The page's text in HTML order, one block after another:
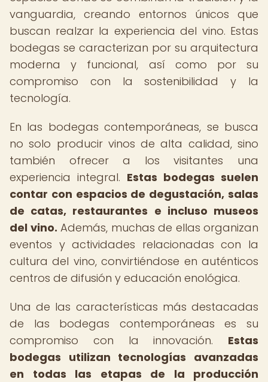
vanguardia, creando entornos únicos que
buscan realzar la experiencia del vino. Estas
bodegas se caracterizan por su arquitectura
moderna y funcional, así como por su
compromiso con la sostenibilidad y la
tecnología.
En las bodegas contemporáneas, se busca
no solo producir vinos de alta calidad, sino
también ofrecer a los visitantes una
experiencia integral. Estas bodegas suelen
contar con espacios de degustación, salas
de catas, restaurantes e incluso museos
del vino. Además, muchas de ellas organizan
eventos y actividades relacionadas con la
cultura del vino, convirtiéndose en auténticos
centros de difusión y educación enológica.
Una de las características más destacadas
de las bodegas contemporáneas es su
compromiso con la innovación. Estas
bodegas utilizan tecnologías avanzadas
en todas las etapas de la producción